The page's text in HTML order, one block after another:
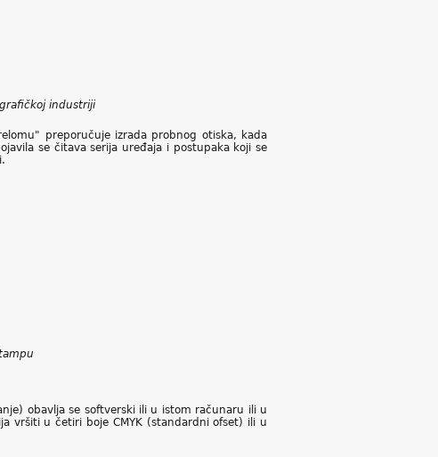
industriji
preporučuje izrada probnog otiska, kada
se čitava serija uređaja i postupaka koji se
obavlja se softverski ili u istom računaru ili u
vršiti u četiri boje CMYK (standardni ofset) ili u